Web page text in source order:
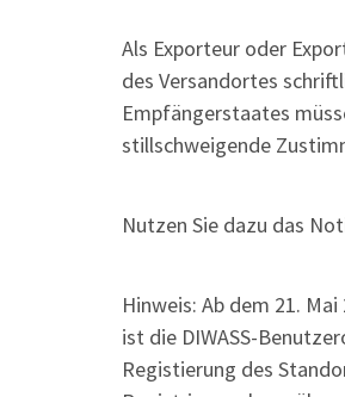
Als Exporteur oder
des Versandortes
Empfängerstaates
stillschweigende
Nutzen Sie dazu das
Hinweis: Ab dem 21.
ist die DIWASS-
Registierung des